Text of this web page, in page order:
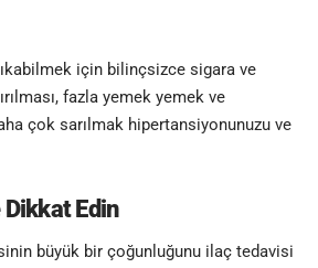
için bilinçsizce sigara ve
fazla yemek yemek ve
çok sarılmak hipertansiyonunuzu ve
Dikkat Edin
büyük bir çoğunluğunu ilaç tedavisi